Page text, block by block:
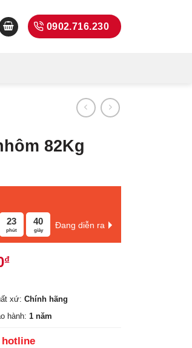
0902.716.230
82Kg
23
phút
39
giây
Đang diễn ra
₫Giá
là:
480.000₫.
xứ: Chính hãng
hành: 1 năm
hotline